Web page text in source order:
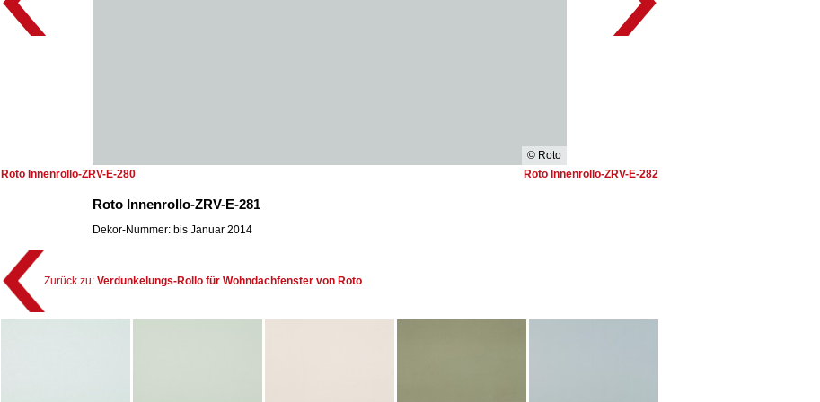
© Roto
Roto Innenrollo-ZRV-E-280
Roto Innenrollo-ZRV-E-282
Roto Innenrollo-ZRV-E-281
Dekor-Nummer: bis Januar 2014
Zurück zu: Verdunkelungs-Rollo für Wohndachfenster von Roto